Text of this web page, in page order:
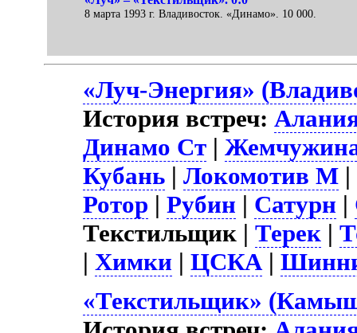
8 марта 1993 г. Владивосток. «Динамо». 10 000.
«Луч-Энергия»
История встреч:
Динамо Ст |
Кубань |Локомотив М |
Ротор |Рубин | Сатурн |
Текстильщик |Терек |
| Химки |ЦСКА |
«Текстильщик»